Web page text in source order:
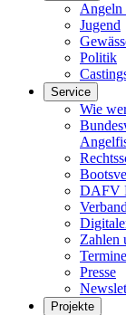
Angeln
Jugend
Politik
Service
Wie
DAFV
Zahlen
Termine
Presse
Projekte